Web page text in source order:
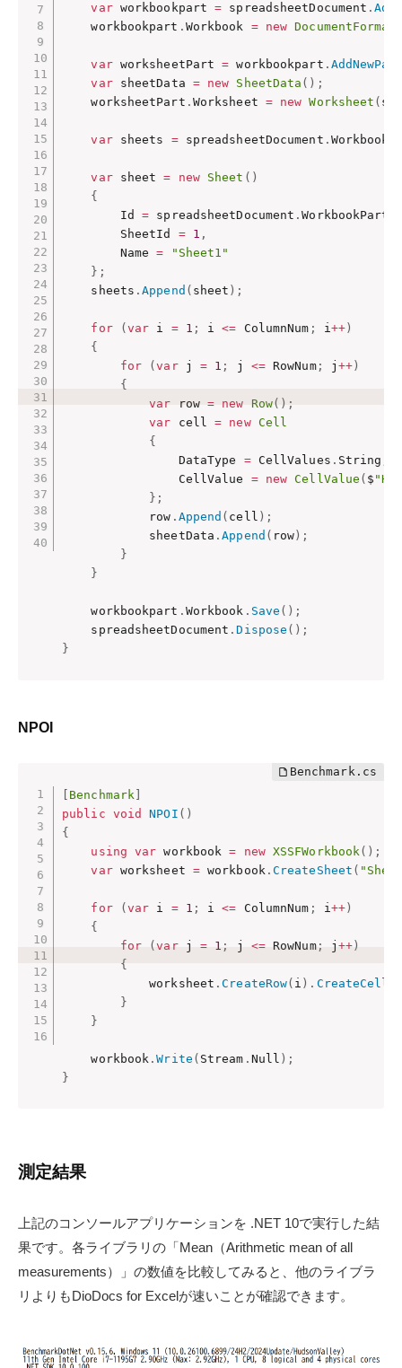
var workbookpart = spreadsheetDocument .
    workbookpart
. Workbook = new DocumentFormat
var worksheetPart = workbookpart .
var sheetData = new SheetData ( ) ;
    worksheetPart
. Worksheet = new Worksheet (
var sheets = spreadsheetDocument .
var sheet = new Sheet ( )
{
        Id
= spreadsheetDocument .WorkbookPart
        SheetId
= 1 ,
        Name
=
"Sheet1"
} ;
    sheets
.Append ( sheet ) ;
for ( var i = 1 ; i <= ColumnNum ; i++ )
{
for
(var j = 1 ; j <= RowNum; j ++ )
{
var row = new Row( ) ;
var cell = new Cell
{
                DataType
= CellValues . String
                CellValue
= new CellValue ( $
} ;
            row
. Append ( cell ) ;
            sheetData
.Append ( row ) ;
}
}
    workbookpart
. Workbook . Save ( ) ;
    spreadsheetDocument
.Dispose ( ) ;
}
NPOI
Benchmark
public void NPOI ( )
{
using
var workbook = new XSSFWorkbook ( ) ;
var worksheet = workbook . CreateSheet (
for ( var i = 1 ; i <= ColumnNum ; i ++ )
{
for
(var j = 1 ; j <= RowNum; j ++ )
{
            worksheet
.CreateRow( i ) . CreateCell
}
}
    workbook
.Write ( Stream . Null ) ;
}
測定結果
上記のコンソールアプリケーションを .NET 10で実行した結
果です。各ライブラリの「Mean（Arithmetic mean of all
measurements）」の数値を比較してみると、他のライブラ
リよりもDioDocs for Excelが速いことが確認できます。